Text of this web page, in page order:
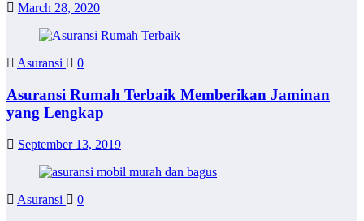
March 28, 2020
Asuransi 0
Asuransi Rumah Terbaik Memberikan Jaminan
yang Lengkap
September 13, 2019
Asuransi 0